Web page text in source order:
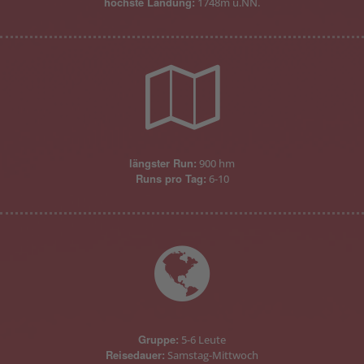
längster Run: 900 hm
Runs pro Tag: 6-10
Gruppe: 5-6 Leute
Reisedauer: Samstag-Mittwoch